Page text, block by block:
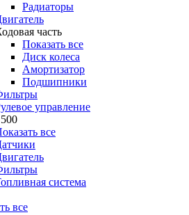
Радиаторы
часть
Показать все
Диск колеса
Амортизатор
Подшипники
управление
все
система
все